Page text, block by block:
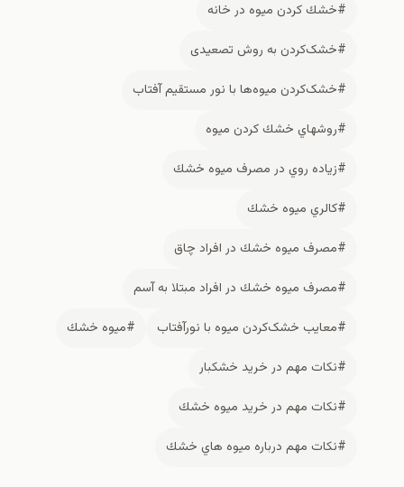
#خشك كردن ميوه در خانه
#خشک‌کردن به روش تصعیدی
#خشک‌کردن میوه‌ها با نور مستقیم آفتاب
#روشهاي خشك كردن ميوه
#زياده روي در مصرف ميوه خشك
#كالري ميوه خشك
#مصرف ميوه خشك در افراد چاق
#مصرف ميوه خشك در افراد مبتلا به آسم
#معایب خشک‌کردن ميوه با نورآفتاب
#ميوه خشك
#نكات مهم در خريد خشكبار
#نكات مهم در خريد ميوه خشك
#نكات مهم درباره ميوه هاي خشك